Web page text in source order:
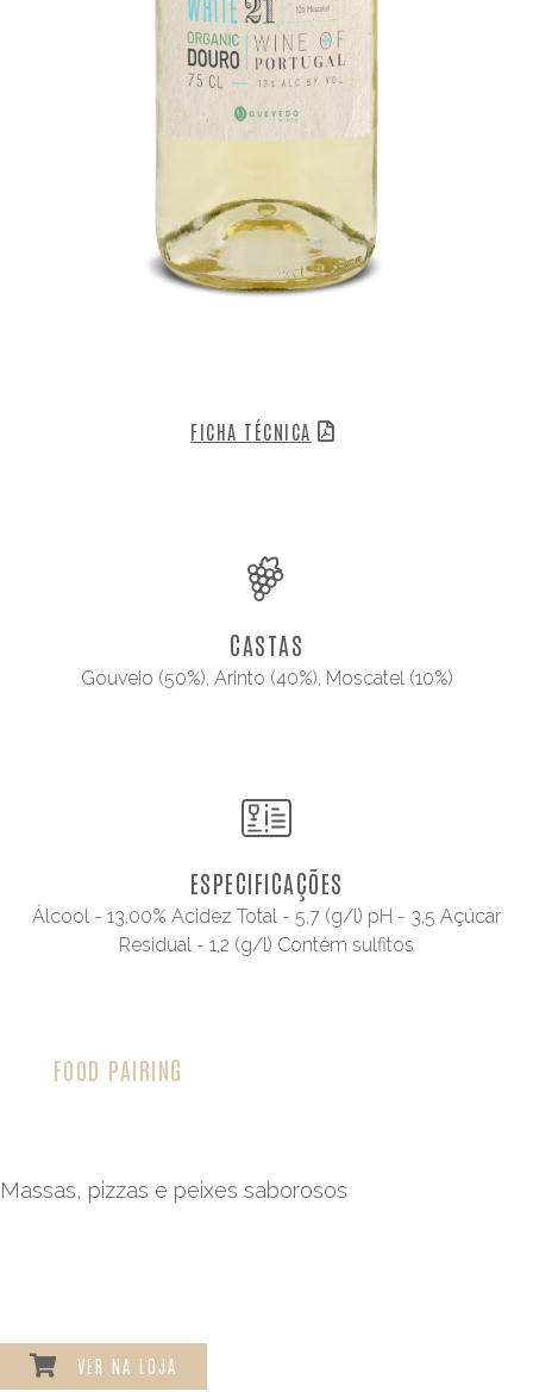
FICHA TÉCNICA
CASTAS
Gouveio (50%), Arinto (40%), Moscatel (10%)
ESPECIFICAÇÕES
Álcool - 13,00% Acidez Total - 5,7 (g/l) pH - 3,5 Açúcar
Residual - 1,2 (g/l) Contém sulfitos
FOOD PAIRING
Massas, pizzas e peixes saborosos
VER NA LOJA